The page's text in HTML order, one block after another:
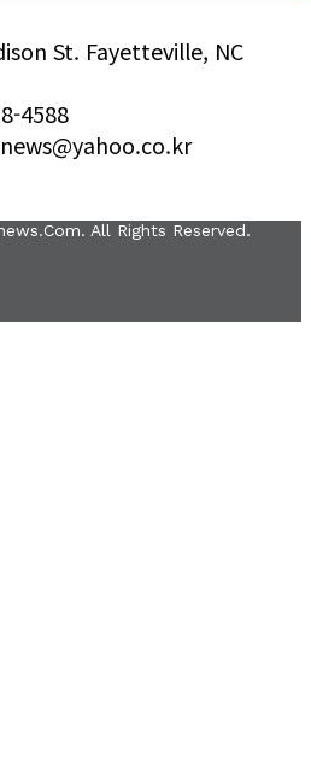
St. Fayetteville, NC
4588
All Rights Reserved.